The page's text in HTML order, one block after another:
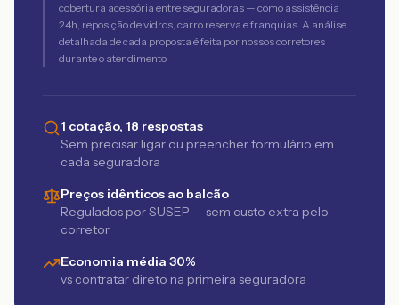
cobertura acessória entre seguradoras — como assistência
24h, reposição de vidros, carro reserva e franquias. A análise
detalhada de cada proposta é feita por nossos corretores
durante o atendimento.
1 cotação, 18 respostas
Sem precisar ligar ou preencher formulário em
cada seguradora
Preços idênticos ao balcão
Regulados por SUSEP — sem custo extra pelo
corretor
Economia média 30%
vs contratar direto na primeira seguradora